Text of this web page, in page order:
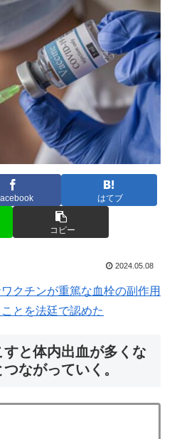
はてブ
コピー
2024.05.08
クチンが重篤な血栓の副作用
とを法廷で認めた
と体内出血が多くな
ながっていく。